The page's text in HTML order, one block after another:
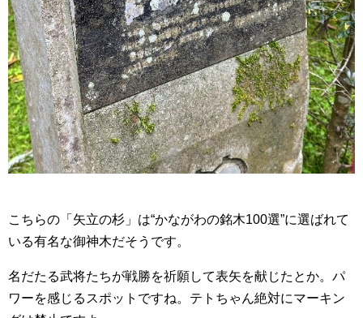
こちらの「矢立の杉」は“かながわの銘木100選”に選ばれて
いる有名な御神木だそうです。
名だたる武将たちが戦勝を祈願して表矢を献じたとか。パ
ワーを感じるスポットですね。テトちゃん絶対にマーキン